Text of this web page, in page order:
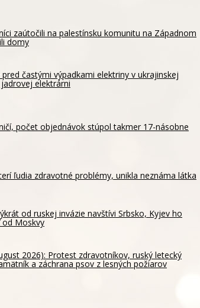
zaútočili na palestínsku komunitu na Západnom
domy
pred častými výpadkami elektriny v ukrajinskej
elektrárni
počet objednávok stúpol takmer 17-násobne
ľudia zdravotné problémy, unikla neznáma látka
od ruskej invázie navštívi Srbsko, Kyjev ho
Moskvy
2026): Protest zdravotníkov, ruský letecký
a záchrana psov z lesných požiarov